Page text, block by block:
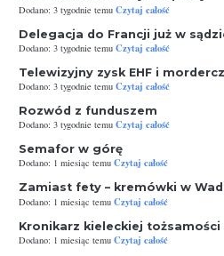
Dodano: 3 tygodnie temu Czytaj całość
Delegacja do Francji już w
Dodano: 3 tygodnie temu Czytaj całość
Telewizyjny zysk EHF i
Dodano: 3 tygodnie temu Czytaj całość
Rozwód z funduszem
Dodano: 3 tygodnie temu Czytaj całość
Semafor w górę
Dodano: 1 miesiąc temu Czytaj całość
Zamiast fety – kremówki w
Dodano: 1 miesiąc temu Czytaj całość
Kronikarz kieleckiej
Dodano: 1 miesiąc temu Czytaj całość